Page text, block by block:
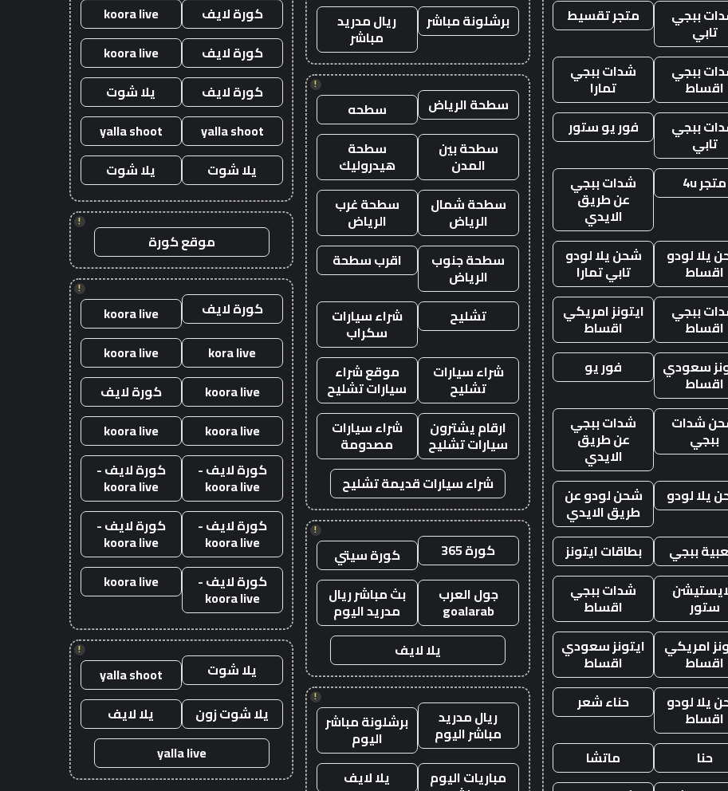
ببجي
تابي
متجر تقسيط
ببجي
اقساط
شدات ببجي
تمارا
ببجي
تابي
فور يو ستور
متجر 4u شدات ببجي
عن طريق
الايدي
يلا لودو
اقساط
شحن يلا لودو
تابي تمارا
ببجي
اقساط
ايتونز امريكي
اقساط
سعودي
اقساط
فور يو
شدات
ببجي
شدات ببجي
عن طريق
الايدي
يلا لودو
شحن لودو عن
طريق الايدي
ببجي
بطاقات ايتونز
ستور
شدات ببجي
اقساط
امريكي
اقساط
ايتونز سعودي
اقساط
يلا لودو
اقساط
حناء شعر
حنا
ماتشا
برشلونة مباشر
ريال مدريد
مباشر
!
سطحة الرياض
سطحه
سطحة بين
المدن
سطحة
هيدروليك
سطحة شمال
الرياض
سطحة غرب
الرياض
سطحة جنوب
الرياض
اقرب سطحة
تشليح شراء سيارات
سكراب
شراء سيارات
تشليح
موقع شراء
سيارات تشليح
ارقام يشترون
سيارات تشليح
شراء سيارات
مصدومة
شراء سيارات قديمة تشليح
!
كورة 365
كورة سيتي
جول العرب
goalarab
بث مباشر ريال
مدريد اليوم
يلا لايف
!
ريال مدريد
مباشر اليوم برشلونة مباشر
اليوم
مباريات اليوم
يلا لايف
كورة لايف
koora live
كورة لايف
koora live
كورة لايف
يلا شوت
yalla shoot
yalla shoot
يلا شوت
يلا شوت
!
موقع كورة
!
كورة لايف
koora live
kora live
koora live
koora live
كورة لايف
koora live
koora live
كورة لايف -
koora live
كورة لايف -
koora live
كورة لايف -
koora live
كورة لايف -
koora live
كورة لايف -
koora live
koora live
!
يلا شوت
yalla shoot
يلا شوت زون
يلا لايف
yalla live